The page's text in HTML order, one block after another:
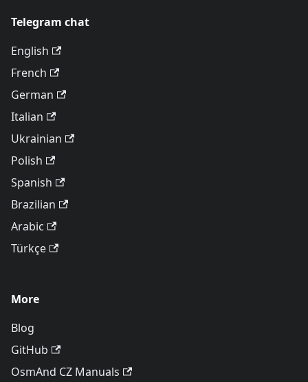
Telegram chat
English
French
German
Italian
Ukrainian
Polish
Spanish
Brazilian
Arabic
Türkçe
More
Blog
GitHub
OsmAnd CZ Manuals